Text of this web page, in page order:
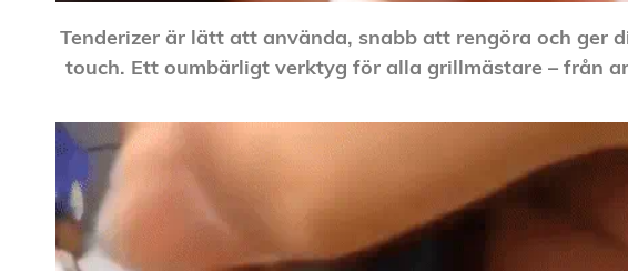
Tenderizer är lätt att använda, snabb att rengöra och ger
touch. Ett oumbärligt verktyg för alla grillmästare – från